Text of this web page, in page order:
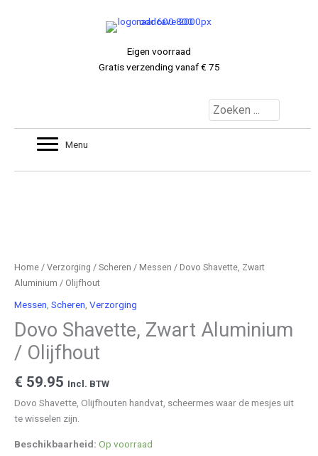
Eigen voorraad
Gratis verzending vanaf € 75
Menu
Home / Verzorging / Scheren / Messen / Dovo Shavette, Zwart
Aluminium / Olijfhout
Messen Scheren Verzorging
Dovo Shavette, Zwart Aluminium
/ Olijfhout
€ 59.95 Incl. BTW
Dovo Shavette, Olijfhouten handvat, scheermes waar de mesjes uit
te wisselen zijn.
Beschikbaarheid: Op voorraad